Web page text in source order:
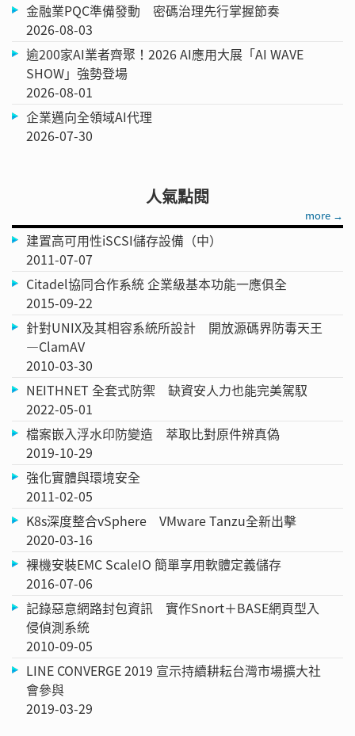
金融業PQC準備發動 密碼治理先行掌握節奏
2026-08-03
逾200家AI業者齊聚！2026 AI應用大展「AI WAVE
SHOW」強勢登場
2026-08-01
企業邁向全領域AI代理
2026-07-30
人氣點閱
more →
建置高可用性iSCSI儲存設備（中）
2011-07-07
Citadel協同合作系統 企業級基本功能一應俱全
2015-09-22
針對UNIX及其相容系統所設計 開放源碼界防毒天王
—ClamAV
2010-03-30
NEITHNET 全套式防禦 缺資安人力也能完美駕馭
2022-05-01
檔案嵌入浮水印防變造 萃取比對原件辨真偽
2019-10-29
強化實體與環境安全
2011-02-05
K8s深度整合vSphere VMware Tanzu全新出擊
2020-03-16
裸機安裝EMC ScaleIO 簡單享用軟體定義儲存
2016-07-06
記錄惡意網路封包資訊 實作Snort＋BASE網頁型入
侵偵測系統
2010-09-05
LINE CONVERGE 2019 宣示持續耕耘台灣市場擴大社
會參與
2019-03-29